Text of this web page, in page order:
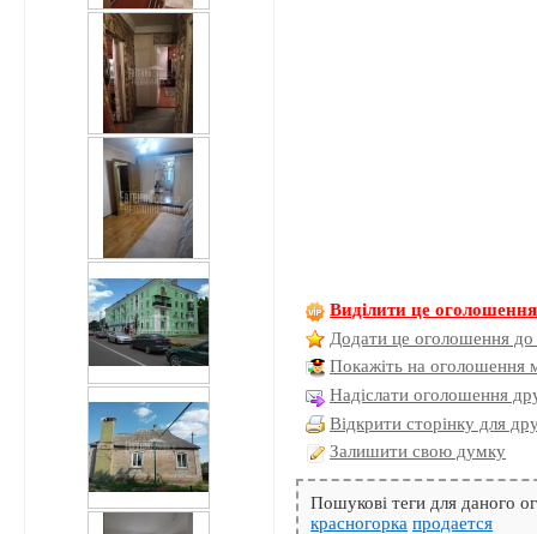
Виділити це оголошення
Додати це оголошення до
Покажіть на оголошення
Надіслати оголошення
Відкрити сторінку для
Залишити свою думку
Пошукові теги для даного
красногорка продается